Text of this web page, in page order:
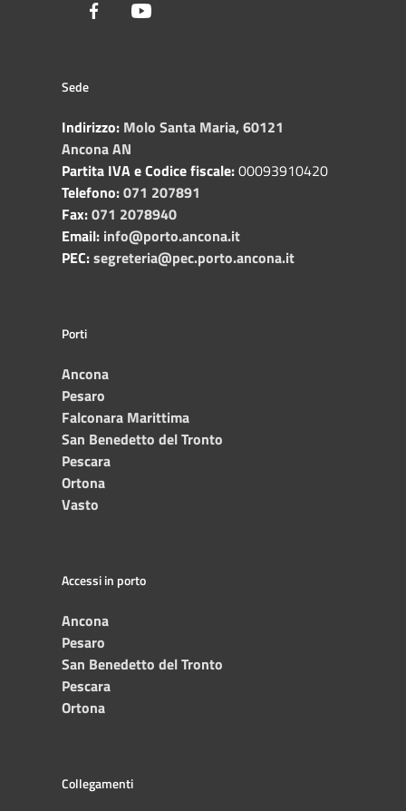
Facebook
Sede
Indirizzo: Molo Santa Maria, 60121
Ancona AN
Partita IVA e Codice fiscale:00093910420
Telefono:071 207891
Fax:071 2078940
Email: info@porto.ancona.it
PEC:segreteria@pec.porto.ancona.it
Porti
Ancona
Pesaro
Falconara Marittima
San Benedetto del Tronto
Pescara
Ortona
Vasto
Accessi in porto
Ancona
Pesaro
San Benedetto del Tronto
Pescara
Ortona
Collegamenti